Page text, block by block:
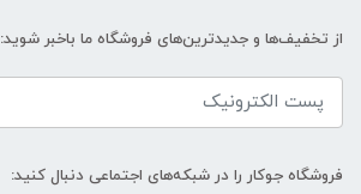
از تخفیف‌ها و جدیدترین‌های فروشگاه ما باخبر شوید:
فروشگاه جوکار را در شبکه‌های اجتماعی دنبال کنید: